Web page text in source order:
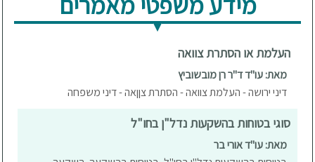
העלמת או הסתרת צוואה
מאת: עו"ד ד"ר רן מובשוביץ
דיני ירושה - העלמת צוואה - הסתרת צןןאה - דיני משפחה
סוגי בטוחות בהשקעות נדל"ן בחו"ל
מאת: עו"ד אורי בר